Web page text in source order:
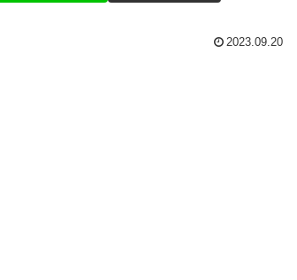
2023.09.20